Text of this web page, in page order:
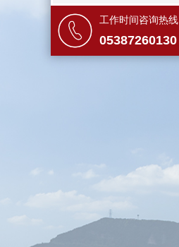
工作时间咨询热线
05387260130